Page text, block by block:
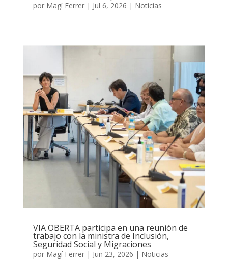
por Magí Ferrer| Jul 6, 2026 | Noticias
VIA OBERTA participa en una reunión de
trabajo con la ministra de Inclusión,
Seguridad Social y Migraciones
por Magí Ferrer| Jun 23, 2026 | Noticias